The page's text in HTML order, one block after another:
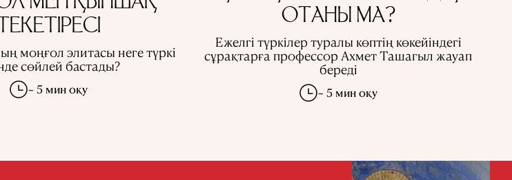
ТЕКЕТІРЕСІ
моңғол элитасы неге түркі
сөйлей бастады?
~ 5 мин оқу
ОТАНЫ МА?
Ежелгі түркілер туралы көптің көкейіндегі
сұрақтарға профессор Ахмет Ташагыл жауап
береді
~ 5 мин оқу